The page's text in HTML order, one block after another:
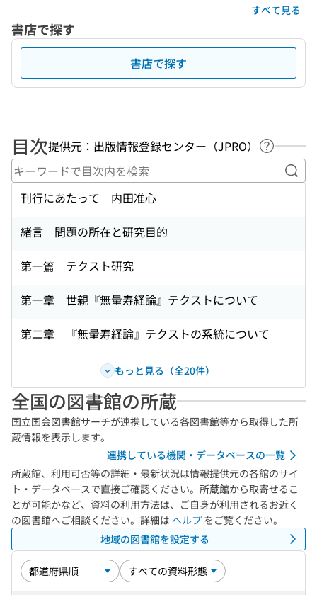
すべて見る
書店で探す
書店で探す
目次提供元：出版情報登録センター（JPRO）
ヘルプペ
キ
刊行にあたって 内田准心
緒言 問題の所在と研究目的
第一篇 テクスト研究
第一章 世親『無量寿経論』テクストについて
第二章 『無量寿経論』テクストの系統について
もっと見る（全20件）
全国の図書館の所蔵
国立国会図書館サーチが連携している各図書館等から取得した所
蔵情報を表示します。
連携している機関・データベースの一覧
所蔵館、利用可否等の詳細・最新状況は情報提供元の各館のサイ
ト・データベースで直接ご確認ください。所蔵館から取寄せるこ
とが可能かなど、資料の利用方法は、ご自身が利用されるお近く
の図書館へご相談ください。詳細は ヘルプ をご覧ください。
地域の図書館を設定する